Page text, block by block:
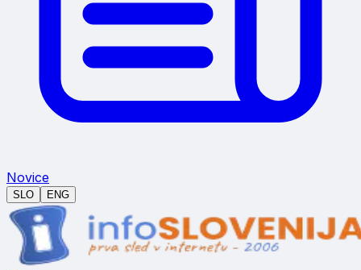
Novice
SLO ENG